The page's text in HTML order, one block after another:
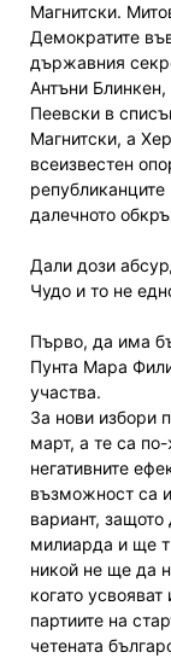
Магнитски.
Демократите
държавния
Антъни
Пеевски в
Магнитски, а
всеизвестен
републиканците
далечното
Дали дози
Чудо и то не
Първо, да има
Пунта Мара
участва.
За нови избори
март, а те са
негативните
възможност са
вариант,
милиарда и ще
никой не ще да
когато
партиите на
четената